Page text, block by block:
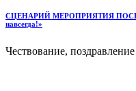
СЦЕНАРИЙ МЕРОПРИЯТИЯ
навсегда!»
Чествование,